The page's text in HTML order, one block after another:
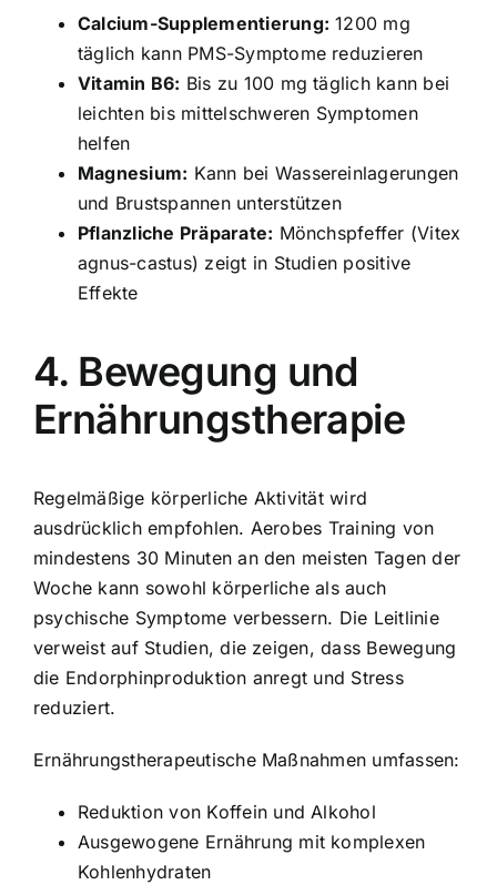
Calcium-Supplementierung: 1200 mg
täglich kann PMS-Symptome reduzieren
Vitamin B6: Bis zu 100 mg täglich kann bei
leichten bis mittelschweren Symptomen
helfen
Magnesium: Kann bei Wassereinlagerungen
und Brustspannen unterstützen
Pflanzliche Präparate: Mönchspfeffer (Vitex
agnus-castus) zeigt in Studien positive
Effekte
4. Bewegung und
Ernährungstherapie
Regelmäßige körperliche Aktivität wird
ausdrücklich empfohlen. Aerobes Training von
mindestens 30 Minuten an den meisten Tagen der
Woche kann sowohl körperliche als auch
psychische Symptome verbessern. Die Leitlinie
verweist auf Studien, die zeigen, dass Bewegung
die Endorphinproduktion anregt und Stress
reduziert.
Ernährungstherapeutische Maßnahmen umfassen:
Reduktion von Koffein und Alkohol
Ausgewogene Ernährung mit komplexen
Kohlenhydraten